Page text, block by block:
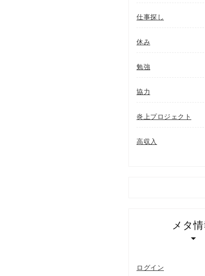
仕事探し
休み
勉強
協力
炎上プロジェクト
高収入
メタ
ログイン